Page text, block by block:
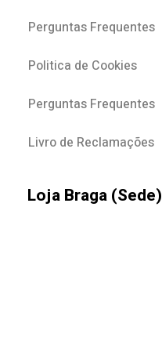
Perguntas Frequentes
Politica de Cookies
Perguntas Frequentes
Livro de Reclamações
Loja Braga (Sede)